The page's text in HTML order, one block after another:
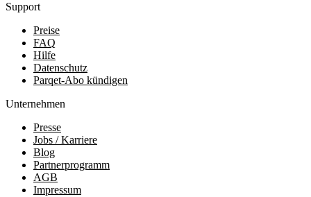
Support
Preise
FAQ
Hilfe
Datenschutz
Parqet-Abo kündigen
Unternehmen
Presse
Jobs / Karriere
Blog
Partnerprogramm
AGB
Impressum